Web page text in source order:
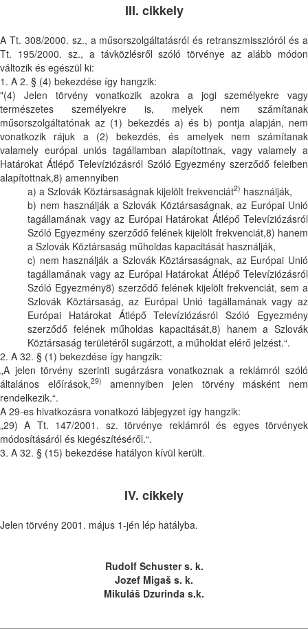
III. cikkely
A Tt. 308/2000. sz., a műsorszolgáltatásról és retranszmisszióról és a
Tt. 195/2000. sz., a távközlésről szóló törvénye az alább módon
változik és egészül ki:
1. A 2. § (4) bekezdése így hangzik:
"(4) Jelen törvény vonatkozik azokra a jogi személyekre vagy
természetes személyekre is, melyek nem számítanak
műsorszolgáltatónak az (1) bekezdés a) és b) pontja alapján, nem
vonatkozik rájuk a (2) bekezdés, és amelyek nem számítanak
valamely európai uniós tagállamban alapítottnak, vagy valamely a
Határokat Átlépő Televíziózásról Szóló Egyezmény szerződő feleiben
alapítottnak,8) amennyiben
a) a Szlovák Köztársaságnak kijelölt frekvenciát2) használják,
b) nem használják a Szlovák Köztársaságnak, az Európai Unió
tagállamának vagy az Európai Határokat Átlépő Televíziózásról
Szóló Egyezmény szerződő felének kijelölt frekvenciát,8) hanem
a Szlovák Köztársaság műholdas kapacitását használják,
c) nem használják a Szlovák Köztársaságnak, az Európai Unió
tagállamának vagy az Európai Határokat Átlépő Televíziózásról
Szóló Egyezmény8) szerződő felének kijelölt frekvenciát, sem a
Szlovák Köztársaság, az Európai Unió tagállamának vagy az
Európai Határokat Átlépő Televíziózásról Szóló Egyezmény
szerződő felének műholdas kapacitását,8) hanem a Szlovák
Köztársaság területéről sugárzott, a műholdat elérő jelzést.“.
2. A 32. § (1) bekezdése így hangzik:
„A jelen törvény szerinti sugárzásra vonatkoznak a reklámról szóló
általános előírások,29)
amennyiben jelen törvény másként nem
rendelkezik.“.
A 29-es hivatkozásra vonatkozó lábjegyzet így hangzik:
„29) A Tt. 147/2001. sz. törvénye reklámról és egyes törvények
módosításáról és kiegészítéséről.“.
3. A 32. § (15) bekezdése hatályon kívül került.
IV. cikkely
Jelen törvény 2001. május 1-jén lép hatályba.
Rudolf Schuster s. k.
Jozef Migaš s. k.
Mikuláš Dzurinda s.k.